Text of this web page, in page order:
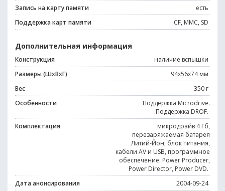
Запись на карту памяти
есть
Поддержка карт памяти
CF, MMC, SD
Дополнительная информация
Конструкция
наличие вспышки
Размеры (ШхВхГ)
94x56x74 мм
Вес
350 г
Особенности
Поддержка Microdrive.
Поддержка DROF.
Комплектация
микродрайв 4 Гб,
перезаряжаемая батарея
Литий-Йон, блок питания,
кабели AV и USB, программное
обеспечение: Power Producer,
Power Director, Power DVD.
Дата анонсирования
2004-09-24